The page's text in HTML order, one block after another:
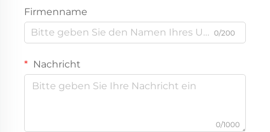
Firmenname
0/200
Nachricht
0/1000